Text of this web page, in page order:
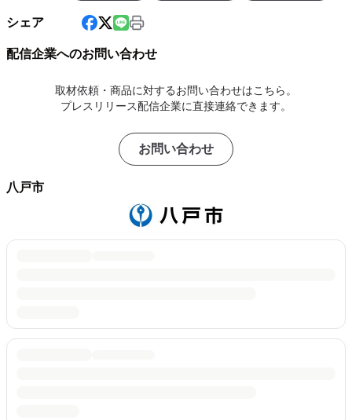
シェア
配信企業へのお問い合わせ
取材依頼・商品に対するお問い合わせはこちら。
プレスリリース配信企業に直接連絡できます。
お問い合わせ
八戸市